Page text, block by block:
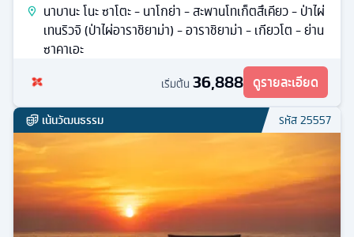
นาบานะ โนะ ซาโตะ - นาโกย่า - สะพานโทเก็ตสึเคียว - ป่าไผ่
เทนริวจิ (ป่าไผ่อาราชิยาม่า) - อาราชิยาม่า - เกียวโต - ย่าน
ซาคาเอะ
เริ่มต้น 36,888 ดูรายละเอียด
เน้นวัฒนธรรม รหัส25557